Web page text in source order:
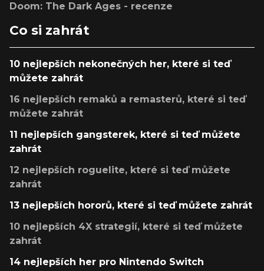
Doom: The Dark Ages - recenze
Co si zahrát
10 nejlepších nekonečných her, které si teď
můžete zahrát
16 nejlepších remaků a remasterů, které si teď
můžete zahrát
11 nejlepších gangsterek, které si teď můžete
zahrát
12 nejlepších roguelite, které si teď můžete
zahrát
13 nejlepších hororů, které si teď můžete zahrát
10 nejlepších 4X strategií, které si teď můžete
zahrát
14 nejlepších her pro Nintendo Switch